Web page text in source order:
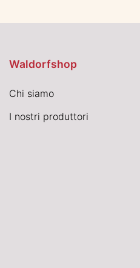
Waldorfshop
Chi siamo
I nostri produttori